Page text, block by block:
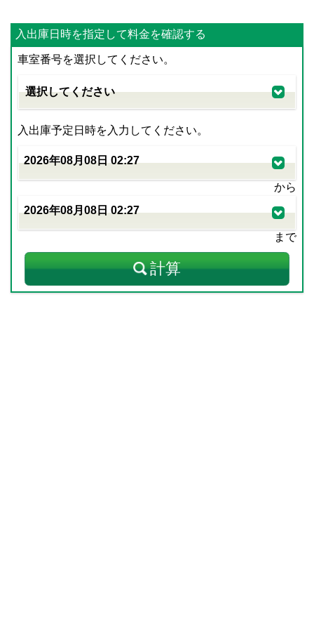
入出庫日時を指定して料金を確認する
車室番号を選択してください。
入出庫予定日時を入力してください。
から
まで
計算